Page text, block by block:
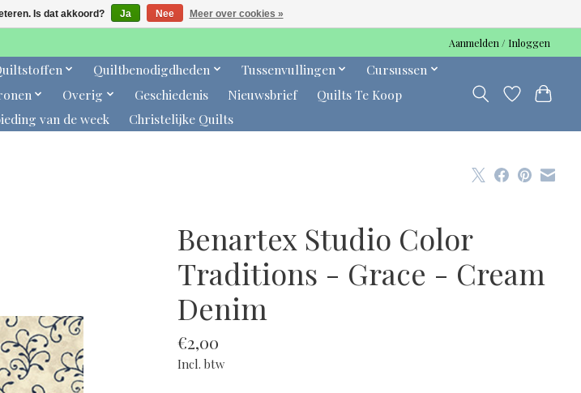
Aanmelden / Inloggen
Quiltbenodigdheden Tussenvullingen
Cursussen
Overig Geschiedenis Nieuwsbrief
Quilts Te Koop
van de week
Christelijke Quilts
Benartex Studio Color
Traditions - Grace - Cream
Denim
€2,00
Incl. btw
Is dat akkoord? Ja Nee Meer over cookies »